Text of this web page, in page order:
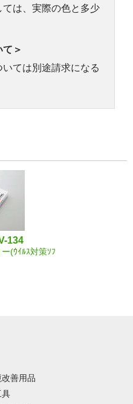
は、実際の色と多少
＞
ては別途請求になる
134
(ｳｲﾙｽ対策ｿﾌ
善用品
具